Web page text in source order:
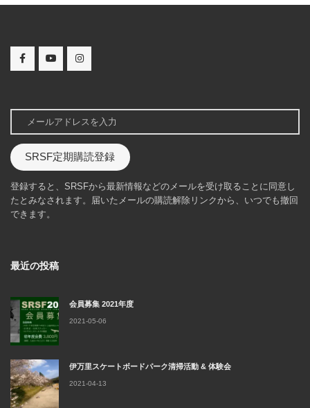
SRSF定期購読登録
登録すると、SRSFから最新情報などのメールを受け取ることに同意し
たとみなされます。届いたメールの購読解除リンクから、いつでも撤回
できます。
最近の投稿
会員募集 2021年度
2021-05-06
伊万里スケートボードパーク清掃活動 & 体験会
2021-04-13